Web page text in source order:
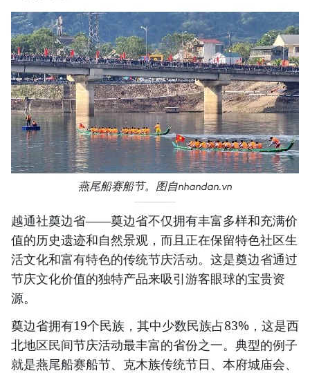
燕尾船赛船节。图自nhandan.vn
越通社奠边省——奠边省不仅拥有丰富多样和充满价
值的历史遗迹和自然景观，而且正在保留特色社区生
活文化和富有特色的传统节庆活动。这是奠边省通过
节庆文化价值的独特产品来吸引游客眼球的宝贵资
源。
奠边省拥有19个民族，其中少数民族占83%，这是西
北地区民间节庆活动最丰富的省份之一。典型的例子
就是燕尾船赛船节、克木族传统节日、本府城庙会、